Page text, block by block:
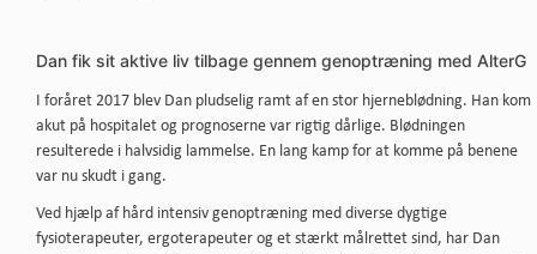
Dan fik sit aktive liv tilbage gennem genoptræning med AlterG
I foråret 2017 blev Dan pludselig ramt af en stor hjerneblødning. Han kom
akut på hospitalet og prognoserne var rigtig dårlige. Blødningen
resulterede i halvsidig lammelse. En lang kamp for at komme på benene
var nu skudt i gang.
Ved hjælp af hård intensiv genoptræning med diverse dygtige
fysioterapeuter, ergoterapeuter og et stærkt målrettet sind, har Dan